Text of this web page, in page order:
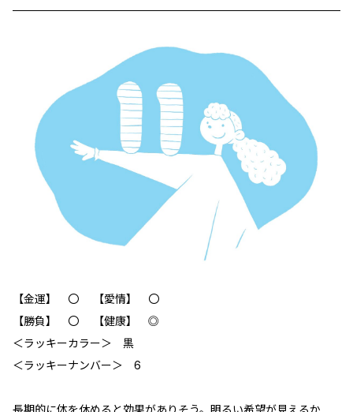
【金運】 〇 【愛情】 〇
【勝負】 〇 【健康】 ◎
‪＜ラッキーカラー＞ 黒
＜ラッキーナンバー＞ 6
長期的に体を休めると効果がありそう。明るい希望が見えるか